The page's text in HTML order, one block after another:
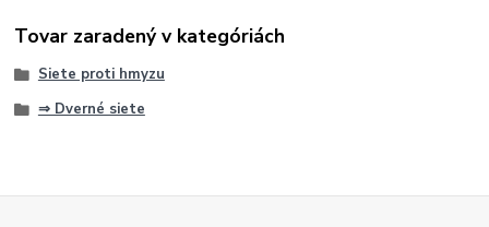
Tovar zaradený v kategóriách
Siete proti hmyzu
⇒ Dverné siete